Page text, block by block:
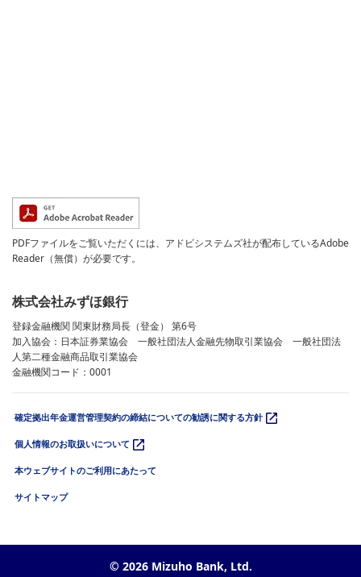
PDFファイルをご覧いただくには、アドビシステムズ社が配布しているAdobe
Reader（無償）が必要です。
株式会社みずほ銀行
登録金融機関 関東財務局長（登金） 第6号
加入協会：日本証券業協会 一般社団法人金融先物取引業協会 一般社団法
人第二種金融商品取引業協会
金融機関コード：0001
確定拠出年金運営管理契約の締結についての勧誘に関する方針
個人情報のお取扱いについて
本ウェブサイトのご利用にあたって
サイトマップ
© 2026 Mizuho Bank, Ltd.